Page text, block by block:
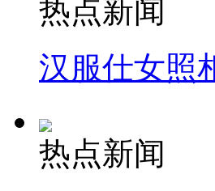
热点新闻
汉服仕女照
热点新闻